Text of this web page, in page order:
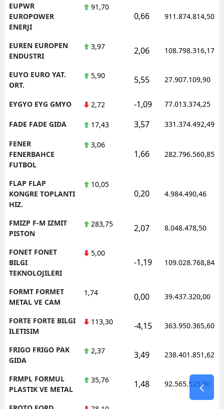
EUPWR
EUROPOWER
ENERJI
91,70
0,66 911.874.814,50
EUREN EUROPEN
ENDUSTRI
3,97 2,06 108.798.316,17
EUYO EURO YAT.
ORT.
5,90 5,55 27.907.109,90
EYGYO EYG GMYO 2,72 -1,09 77.013.374,25
FADE FADE GIDA 17,43 3,57 331.374.492,49
FENER
FENERBAHCE
FUTBOL
3,06
1,66 282.796.560,85
FLAP FLAP
KONGRE TOPLANTI
HIZ.
10,05
0,20 4.984.490,46
FMIZP F-M IZMIT
PISTON
283,75 2,07 8.048.478,50
FONET FONET
BILGI
TEKNOLOJILERI
5,00
-1,19 109.028.768,84
FORMT FORMET
METAL VE CAM
1,74 0,00 39.437.320,00
FORTE FORTE BILGI
ILETISIM
113,30 -4,15 363.950.365,60
FRIGO FRIGO PAK
GIDA
2,37 3,49 238.401.851,62
FRMPL FORMUL
PLASTIK VE METAL
35,76 1,48 92.565.525,00